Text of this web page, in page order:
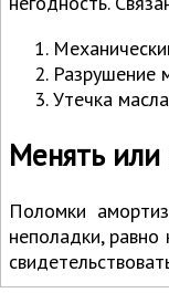
Разрушение
Утечка
Менять или
Поломки
неполадки,